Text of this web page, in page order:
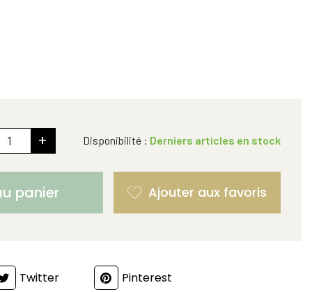
+ Disponibilité : Derniers articles en stock
panier
Twitter Pinterest